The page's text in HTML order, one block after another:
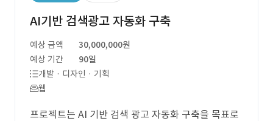
AI기반 검색광고 자동화 구축
예상 금액
30,000,000원
예상 기간
90일
개발 · 디자인 · 기획
웹
프로젝트는 AI 기반 검색 광고 자동화 구축을 목표로